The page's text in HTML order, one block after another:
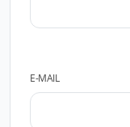
E-MAIL